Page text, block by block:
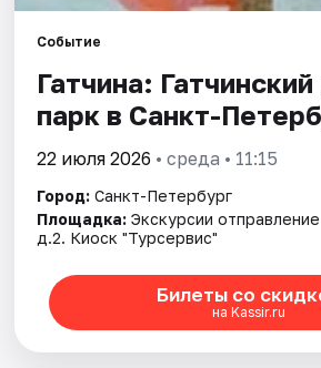
Событие
Гатчина:
парк в Санкт-
22 июля 2026 • среда • 11:15
Город: Санкт-Петербург
Площадка: Экскурсии
д.2. Киоск "Турсервис"
Билеты со
на Kassir.ru